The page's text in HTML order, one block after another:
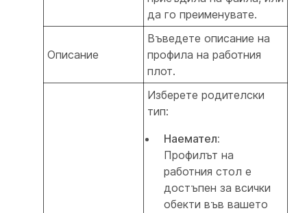
да го преименувате.
Описание
Въведете описание на
профила на работния
плот.
Изберете родителски
тип:
Наемател:
Профилът на
работния стол е
достъпен за всички
обекти във вашето